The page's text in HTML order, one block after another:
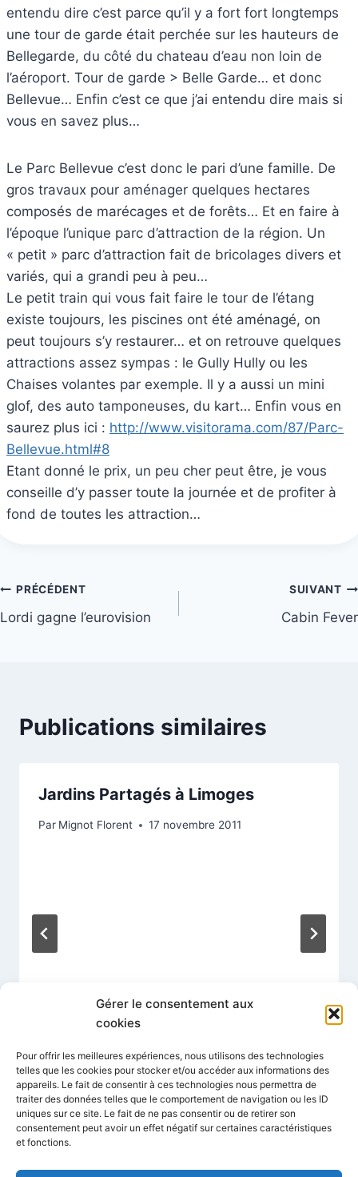
Gérer le consentement aux
cookies
Pour offrir les meilleures expériences, nous utilisons des technologies
telles que les cookies pour stocker et/ou accéder aux informations des
appareils. Le fait de consentir à ces technologies nous permettra de
traiter des données telles que le comportement de navigation ou les ID
uniques sur ce site. Le fait de ne pas consentir ou de retirer son
consentement peut avoir un effet négatif sur certaines caractéristiques
et fonctions.
entendu dire c’est parce qu’il y a fort fort longtemps
une tour de garde était perchée sur les hauteurs de
Bellegarde, du côté du chateau d’eau non loin de
l’aéroport. Tour de garde > Belle Garde… et donc
Bellevue… Enfin c’est ce que j’ai entendu dire mais si
vous en savez plus…
Le Parc Bellevue c’est donc le pari d’une famille. De
gros travaux pour aménager quelques hectares
composés de marécages et de forêts… Et en faire à
l’époque l’unique parc d’attraction de la région. Un
« petit » parc d’attraction fait de bricolages divers et
variés, qui a grandi peu à peu…
Le petit train qui vous fait faire le tour de l’étang
existe toujours, les piscines ont été aménagé, on
peut toujours s’y restaurer… et on retrouve quelques
attractions assez sympas : le Gully Hully ou les
Chaises volantes par exemple. Il y a aussi un mini
glof, des auto tamponeuses, du kart… Enfin vous en
saurez plus ici : http://www.visitorama.com/87/Parc-
Bellevue.html#8
Etant donné le prix, un peu cher peut être, je vous
conseille d’y passer toute la journée et de profiter à
fond de toutes les attraction…
Navigation
de
PRÉCÉDENT
Lordi gagne l’eurovision
SUIVANT
Cabin Fever
Publications similaires
Jardins Partagés à Limoges
Par Mignot Florent 17 novembre 2011